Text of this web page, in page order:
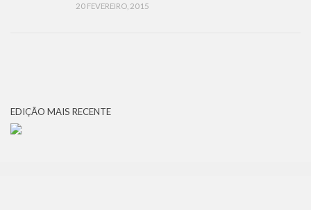
20 FEVEREIRO, 2015
EDIÇÃO MAIS RECENTE